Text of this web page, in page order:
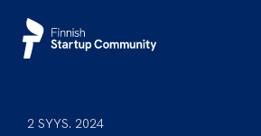
sisältöön
2 SYYS. 2024